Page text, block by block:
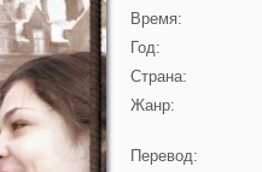
Время:
Год:
Страна:
Жанр:
Перевод: